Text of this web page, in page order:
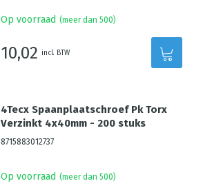
Op voorraad (meer dan 500)
10,02 incl. BTW
4Tecx Spaanplaatschroef Pk Torx
Verzinkt 4x40mm - 200 stuks
8715883012737
Op voorraad (meer dan 500)